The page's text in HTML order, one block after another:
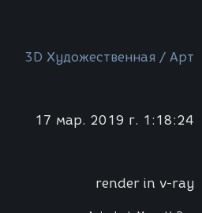
3D Художественная / Арт
17 мар. 2019 г. 1:18:24
render in v-ray